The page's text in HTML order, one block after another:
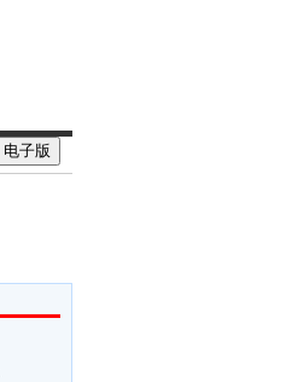
电子版